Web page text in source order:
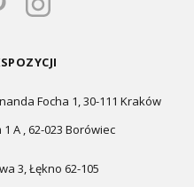
Focha 1, 30-111 Kraków
A , 62-023 Borówiec
3, Łękno 62-105